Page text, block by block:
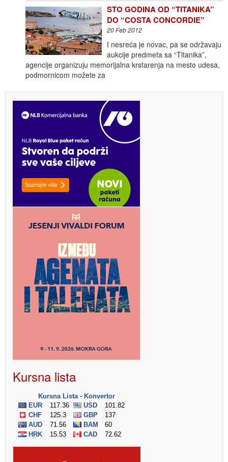
STO GODINA OD “TITANIKA”
DO “COSTA CONCORDIE”
20 Feb 2012
I nesreća je novac, pa se održavaju
aukcije predmeta sa “Titanika”,
agencije organizuju memorijalna krstarenja na mesto udesa,
podmornicom možete za
Kursna lista